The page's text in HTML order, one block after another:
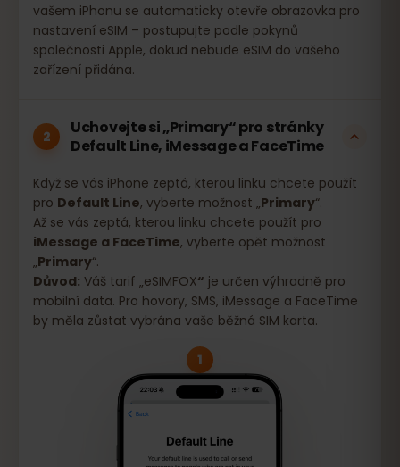
vašem iPhonu se automaticky otevře obrazovka pro
nastavení eSIM – postupujte podle pokynů
společnosti Apple, dokud nebude eSIM do vašeho
zařízení přidána.
2
Uchovejte si „Primary“ pro stránky
Default Line, iMessage a FaceTime
Když se vás iPhone zeptá, kterou linku chcete použít
pro Default Line, vyberte možnost „Primary“.
Až se vás zeptá, kterou linku chcete použít pro
iMessage a FaceTime, vyberte opět možnost
„Primary“.
Důvod: Váš tarif „eSIMFOX“ je určen výhradně pro
mobilní data. Pro hovory, SMS, iMessage a FaceTime
by měla zůstat vybrána vaše běžná SIM karta.
1